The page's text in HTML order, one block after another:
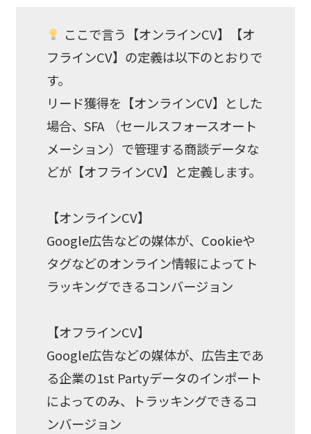
ここで言う【オンラインCV】【オ
フラインCV】の定義は以下のとおりで
す。
リード獲得を【オンラインCV】とした
場合、SFA （セールスフォースオート
メーション）で管理する商談データな
どが【オフラインCV】と定義します。
【オンラインCV】
Google広告などの媒体が、Cookieや
タグなどのオンライン情報によってト
ラッキングできるコンバージョン
【オフラインCV】
Google広告などの媒体が、広告主であ
る企業の1st Partyデータのインポート
によってのみ、トラッキングできるコ
ンバージョン